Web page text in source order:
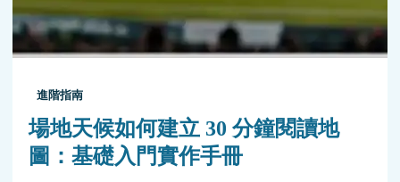
進階指南
場地天候如何建立 30 分鐘閱讀地
圖：基礎入門實作手冊